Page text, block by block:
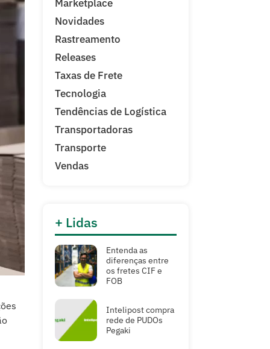
Novidades
Rastreamento
Releases
Taxas de Frete
Tecnologia
Tendências de Logística
Transportadoras
Transporte
Vendas
+ Lidas
Entenda as
diferenças entre
os fretes CIF e
FOB
Intelipost compra
rede de PUDOs
Pegaki